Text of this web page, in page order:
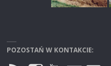
POZOSTAŃ W KONTAKCIE: